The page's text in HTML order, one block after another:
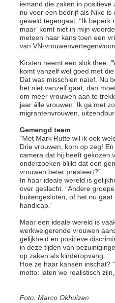
iemand die zaken in
nu voor een bedrijf als Nike
geweld tegengaat. “Ik beperk
maar’ komt niet in mijn
meteen haar kans toen een
van VN-
Kirsten neemt een slok thee.
komt vanzelf wel goed met
Dat was misschien naïef. Nu
het niet vanzelf gaat, dan
om meer vrouwen aan te
jaar álle vrouwen. Ik ga met
migrantenvrouwen,
Gemengd team
“Met Mark Rutte wil ik ook
Drie vrouwen, kom op zeg!
camera dat hij heeft gekozen
onderzoeken blijkt dat een
vrouwen beter presteert?”
In haar ideale wereld is
over geslacht. “Andere
buitengesloten, of het nu
handicap.”
Maar een ideale wereld is
werkweigerende vrouwen
gelijkheid en positieve
in deze tijden van
op zaken als kinderopvang.
Hoe ze haar kansen inschat?
motto: laten we realistisch
Foto: Marco Okhuizen